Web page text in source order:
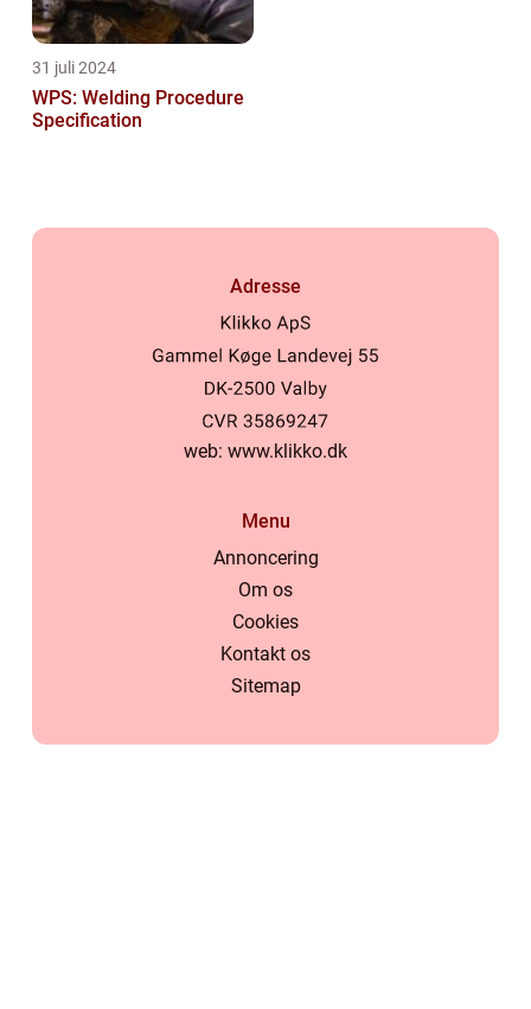
31 juli 2024
WPS: Welding Procedure
Specification
Adresse
web: www.klikko.dk
Menu
Annoncering
Om os
Cookies
Kontakt os
Sitemap